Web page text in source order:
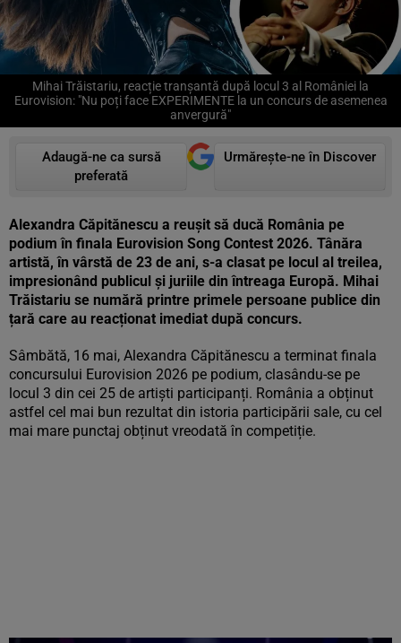
Mihai Trăistariu, reacție tranșantă după locul 3 al României la
Eurovision: "Nu poți face EXPERIMENTE la un concurs de asemenea
anvergură"
Adaugă-ne ca sursă
preferată
Urmărește-ne în Discover
Alexandra Căpitănescu a reușit să ducă România pe
podium în finala Eurovision Song Contest 2026. Tânăra
artistă, în vârstă de 23 de ani, s-a clasat pe locul al treilea,
impresionând publicul și juriile din întreaga Europă. Mihai
Trăistariu se numără printre primele persoane publice din
țară care au reacționat imediat după concurs.
Sâmbătă, 16 mai, Alexandra Căpitănescu a terminat finala
concursului Eurovision 2026 pe podium, clasându-se pe
locul 3 din cei 25 de artiști participanți. România a obținut
astfel cel mai bun rezultat din istoria participării sale, cu cel
mai mare punctaj obținut vreodată în competiție.